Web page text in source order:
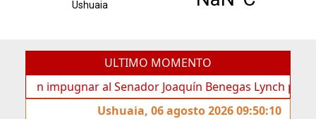
ULTIMO MOMENTO
al Senador Joaquín Benegas Lynch por “conflicto
Ushuaia, 06 agosto 2026 09:50:10